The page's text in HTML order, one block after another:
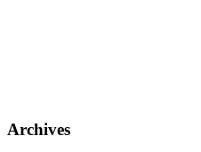
Archives